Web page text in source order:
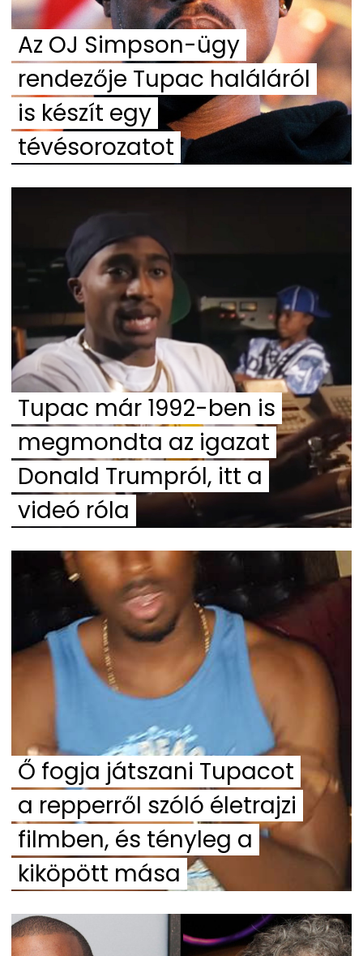
Az OJ Simpson-ügy
rendezője Tupac haláláról
is készít egy
tévésorozatot
Tupac már 1992-ben is
megmondta az igazat
Donald Trumpról, itt a
videó róla
Ő fogja játszani Tupacot
a repperről szóló életrajzi
filmben, és tényleg a
kiköpött mása